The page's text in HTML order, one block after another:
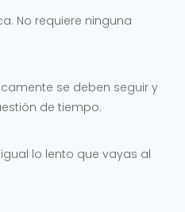
No requiere ninguna
se deben seguir y
de tiempo.
lo lento que vayas al